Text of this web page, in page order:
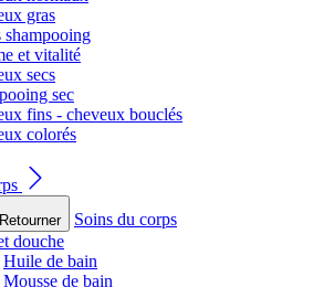
gras
shampooing
et vitalité
secs
sec
fins - cheveux bouclés
colorés
Retourner
Soins du corps
douche
Huile de bain
Mousse de bain